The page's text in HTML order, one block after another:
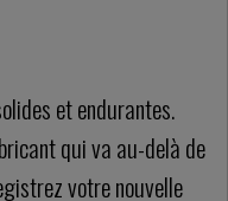
et endurantes.
qui va au-delà de
votre nouvelle